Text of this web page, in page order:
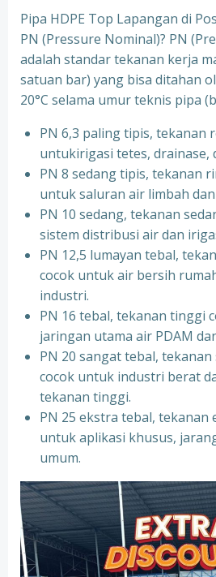
Pipa HDPE Top Lapangan di
PN (Pressure Nominal)? PN
adalah standar tekanan kerja
satuan bar) yang bisa ditahan
20°C selama umur teknis pipa
PN 6,3 paling tipis, tekanan
untukirigasi tetes, drainase,
PN 8 sedang tipis, tekanan
untuk saluran air limbah
PN 10 sedang, tekanan
sistem distribusi air dan
PN 12,5 lumayan tebal,
cocok untuk air bersih
industri.
PN 16 tebal, tekanan tinggi
jaringan utama air PDAM
PN 20 sangat tebal,
cocok untuk industri berat
tekanan tinggi.
PN 25 ekstra tebal, tekanan
untuk aplikasi khusus,
umum.